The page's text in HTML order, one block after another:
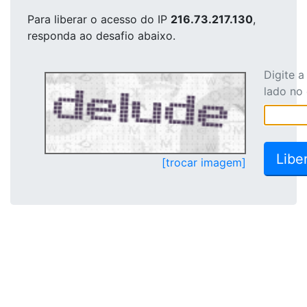
Para liberar o acesso do IP 216.73.217.130,
responda ao desafio abaixo.
[trocar imagem]
Digite
lado no